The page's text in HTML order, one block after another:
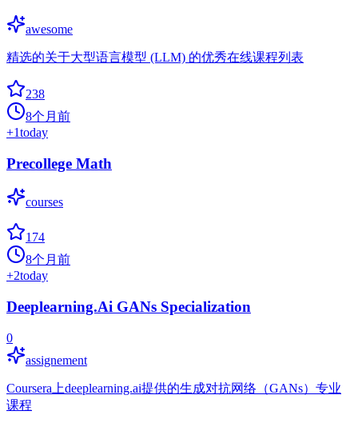
awesome
精选的关于大型语言模型 (LLM) 的优秀在线课程列表
238
8个月前
+1today
Precollege Math
courses
174
8个月前
+2today
Deeplearning.Ai GANs Specialization
0
assignement
Coursera上deeplearning.ai提供的生成对抗网络（GANs）专业
课程